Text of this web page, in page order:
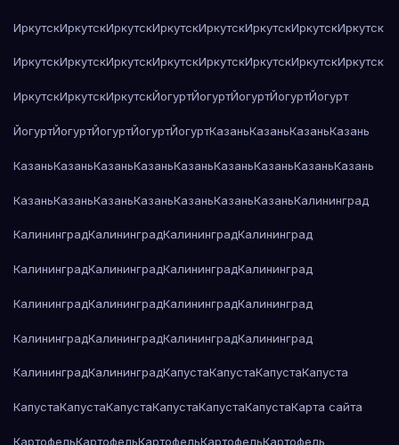
ИркутскИркутскИркутскИркутскИркутскИркутскИркутскИркутск
ИркутскИркутскИркутскИркутскИркутскИркутскИркутскИркутск
ИркутскИркутскИркутскЙогуртЙогуртЙогуртЙогуртЙогурт
ЙогуртЙогуртЙогуртЙогуртЙогуртКазаньКазаньКазаньКазань
КазаньКазаньКазаньКазаньКазаньКазаньКазаньКазаньКазань
КазаньКазаньКазаньКазаньКазаньКазаньКазаньКалининград
КалининградКалининградКалининградКалининград
КалининградКалининградКалининградКалининград
КалининградКалининградКалининградКалининград
КалининградКалининградКалининградКалининград
КалининградКалининградКапустаКапустаКапустаКапуста
КапустаКапустаКапустаКапустаКапустаКапустаКарта сайта
КартофельКартофельКартофельКартофельКартофель